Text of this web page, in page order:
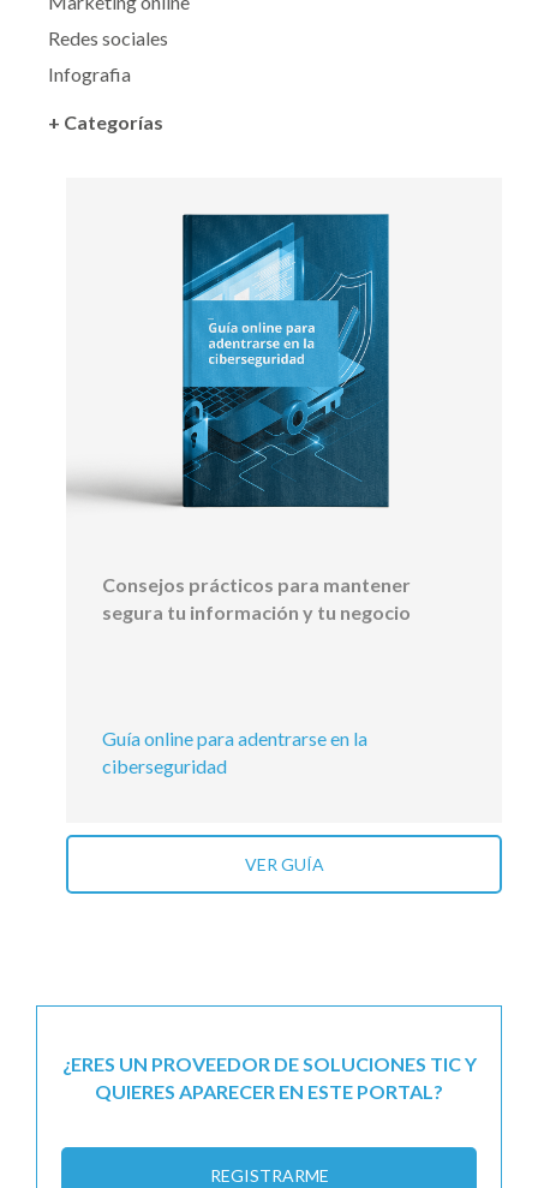
Redes sociales
Infografia
+ Categorías
Consejos prácticos para mantener
segura tu información y tu negocio
Guía online para adentrarse en la
ciberseguridad
VER GUÍA
¿ERES UN PROVEEDOR DE SOLUCIONES TIC Y
QUIERES APARECER EN ESTE PORTAL?
REGISTRARME